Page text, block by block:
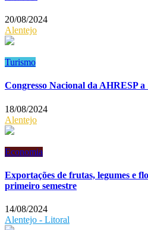
20/08/2024
Alentejo
Turismo
Congresso Nacional da AHRESP a
18/08/2024
Alentejo
Economia
Exportações de frutas, legumes e
primeiro semestre
14/08/2024
Alentejo - Litoral